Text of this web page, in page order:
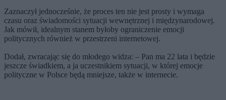
Zaznaczył jednocześnie, że proces ten nie jest prosty i wymaga
czasu oraz świadomości sytuacji wewnętrznej i międzynarodowej.
Jak mówił, idealnym stanem byłoby ograniczenie emocji
politycznych również w przestrzeni internetowej.
Dodał, zwracając się do młodego widza: – Pan ma 22 lata i będzie
jeszcze świadkiem, a ja uczestnikiem sytuacji, w której emocje
polityczne w Polsce będą mniejsze, także w internecie.